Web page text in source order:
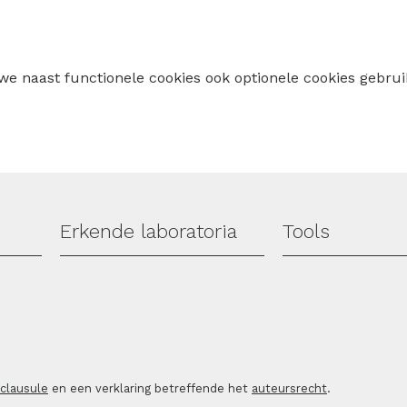
naast functionele cookies ook optionele cookies
Erkende laboratoria Tools
en een verklaring betreffende het auteursrecht.